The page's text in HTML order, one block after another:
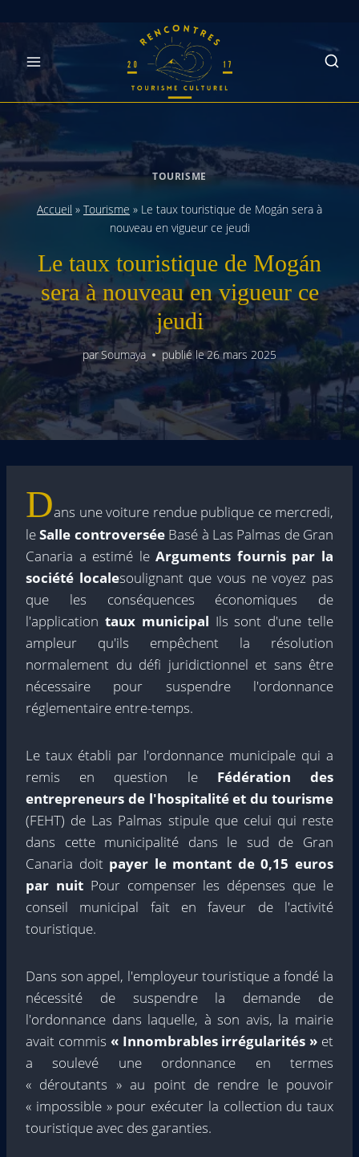
to
content
TOURISME
Accueil » Tourisme » Le taux touristique de Mogán sera à
nouveau en vigueur ce jeudi
Le taux touristique de Mogán
sera à nouveau en vigueur ce
jeudi
parSoumaya publié le26 mars 2025
Dans une voiture rendue publique ce mercredi,
leSalle controverséeBasé à Las Palmas de Gran
Canaria a estimé leArguments fournis par la
société localesoulignant que vous ne voyez pas
que les conséquences économiques de
l'application taux municipal Ils sont d'une telle
ampleur qu'ils empêchent la résolution
normalement du défi juridictionnel et sans être
nécessaire pour suspendre l'ordonnance
réglementaire entre-temps.
Le taux établi par l'ordonnance municipale qui a
remis en question le Fédération des
entrepreneurs de l'hospitalité et du tourisme
(FEHT) de Las Palmas stipule que celui qui reste
dans cette municipalité dans le sud de Gran
Canaria doit payer le montant de 0,15 euros
par nuitPour compenser les dépenses que le
conseil municipal fait en faveur de l'activité
touristique.
Dans son appel, l'employeur touristique a fondé la
nécessité de suspendre la demande de
l'ordonnance dans laquelle, à son avis, la mairie
avait commis « Innombrables irrégularités » et
a soulevé une ordonnance en termes
« déroutants » au point de rendre le pouvoir
« impossible » pour exécuter la collection du taux
touristique avec des garanties.